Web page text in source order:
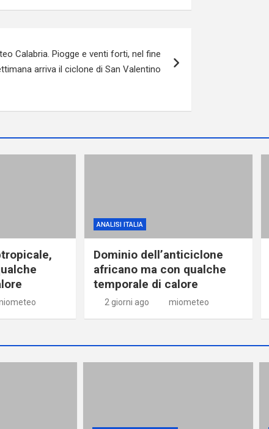
Calabria. Piogge e venti forti, nel fine
arriva il ciclone di San Valentino
ANALISI ITALIA
Dominio dell’anticiclone
africano ma con qualche
temporale di calore
2 giorni ago miometeo